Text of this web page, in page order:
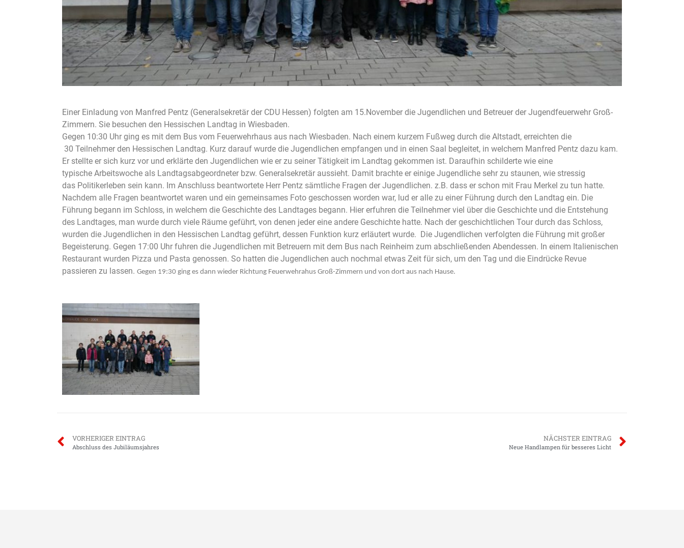
Einer Einladung von Manfred Pentz (Generalsekretär der CDU Hessen) folgten am 15.November die Jugendlichen und Betreuer der Jugendfeuerwehr Groß-
Zimmern. Sie besuchen den Hessischen Landtag in Wiesbaden.
Gegen 10:30 Uhr ging es mit dem Bus vom Feuerwehrhaus aus nach Wiesbaden. Nach einem kurzem Fußweg durch die Altstadt, erreichten die
30 Teilnehmer den Hessischen Landtag. Kurz darauf wurde die Jugendlichen empfangen und in einen Saal begleitet, in welchem Manfred Pentz dazu kam.
Er stellte er sich kurz vor und erklärte den Jugendlichen wie er zu seiner Tätigkeit im Landtag gekommen ist. Daraufhin schilderte wie eine
typische Arbeitswoche als Landtagsabgeordneter bzw. Generalsekretär aussieht. Damit brachte er einige Jugendliche sehr zu staunen, wie stressig
das Politikerleben sein kann. Im Anschluss beantwortete Herr Pentz sämtliche Fragen der Jugendlichen. z.B. dass er schon mit Frau Merkel zu tun hatte.
Nachdem alle Fragen beantwortet waren und ein gemeinsames Foto geschossen worden war, lud er alle zu einer Führung durch den Landtag ein. Die
Führung begann im Schloss, in welchem die Geschichte des Landtages begann. Hier erfuhren die Teilnehmer viel über die Geschichte und die Entstehung
des Landtages, man wurde durch viele Räume geführt, von denen jeder eine andere Geschichte hatte. Nach der geschichtlichen Tour durch das Schloss,
wurden die Jugendlichen in den Hessischen Landtag geführt, dessen Funktion kurz erläutert wurde. Die Jugendlichen verfolgten die Führung mit großer
Begeisterung. Gegen 17:00 Uhr fuhren die Jugendlichen mit Betreuern mit dem Bus nach Reinheim zum abschließenden Abendessen. In einem Italienischen
Restaurant wurden Pizza und Pasta genossen. So hatten die Jugendlichen auch nochmal etwas Zeit für sich, um den Tag und die Eindrücke Revue
passieren zu lassen. Gegen 19:30 ging es dann wieder Richtung Feuerwehrahus Groß-Zimmern und von dort aus nach Hause.
VORHERIGER EINTRAG
Abschluss des Jubiläumsjahres
NÄCHSTER EINTRAG
Neue Handlampen für besseres Licht